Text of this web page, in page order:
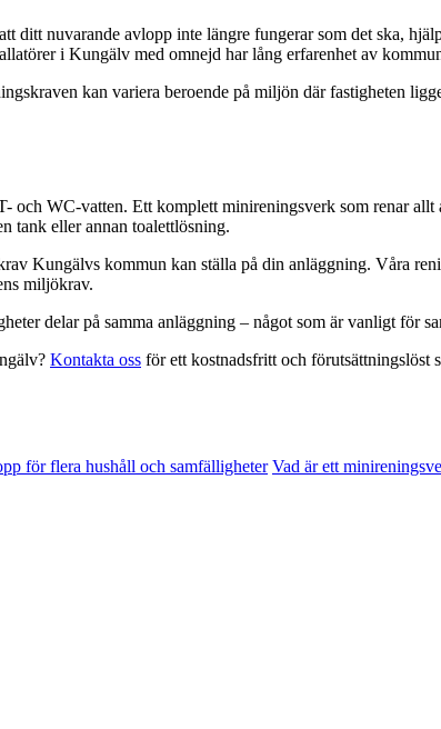
ditt nuvarande avlopp inte längre fungerar som det ska,
i Kungälv med omnejd har lång erfarenhet av
kan variera beroende på miljön där fastigheten
WC-vatten. Ett komplett minireningsverk som renar
tank eller annan toalettlösning.
Kungälvs kommun kan ställa på din anläggning. Våra
miljökrav.
delar på samma anläggning – något som är vanligt för
Kontakta oss för ett kostnadsfritt och förutsättningslöst
för flera hushåll och samfälligheter Vad är ett